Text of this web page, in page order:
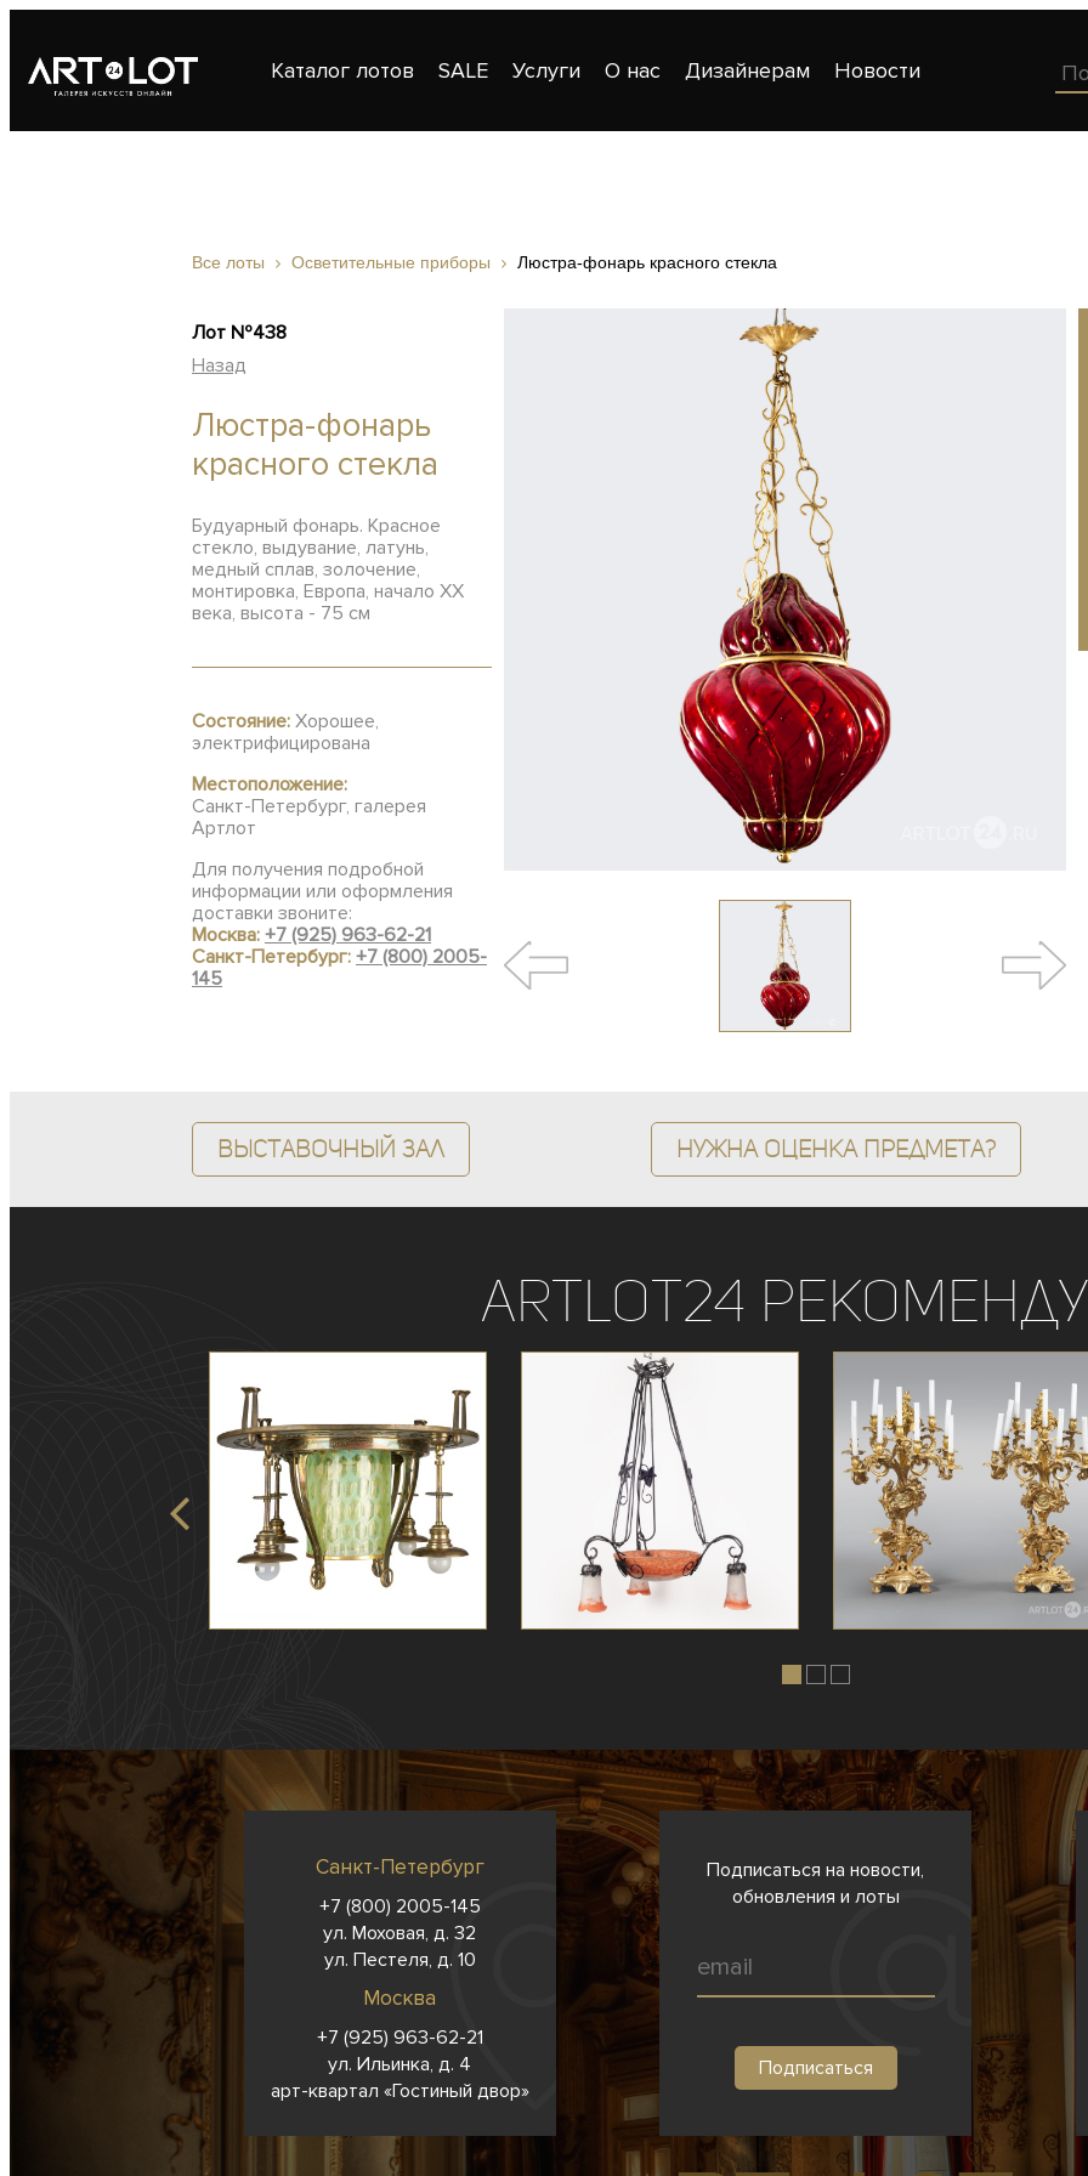
Каталог лотов SALE Услуги О нас Дизайнерам Новости
Все лоты Осветительные приборы Люстра-фонарь красного стекла
Лот №438
Назад
Люстра-фонарь
красного стекла
Будуарный фонарь. Красное
стекло, выдувание, латунь,
медный сплав, золочение,
монтировка, Европа, начало ХХ
века, высота - 75 см
Состояние: Хорошее,
электрифицирована
Местоположение:
Санкт-Петербург, галерея
Артлот
Для получения подробной
информации или оформления
доставки звоните:
Москва: +7 (925) 963-62-21
Санкт-Петербург: +7 (800) 2005-
145
Выставочный зал Нужна оценка предмета?
ArtLot24
Санкт-Петербург
+7 (800) 2005-145
ул. Моховая, д. 32
ул. Пестеля, д. 10
Москва
+7 (925) 963-62-21
ул. Ильинка, д. 4
арт-квартал «Гостиный двор»
Подписаться на новости,
обновления и лоты